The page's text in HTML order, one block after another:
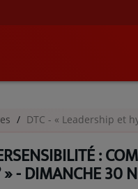
DTC - « Leadership et
:
» - DIMANCHE 30